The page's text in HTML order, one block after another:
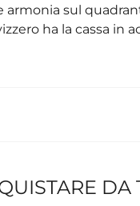
sul
ha la cassa in